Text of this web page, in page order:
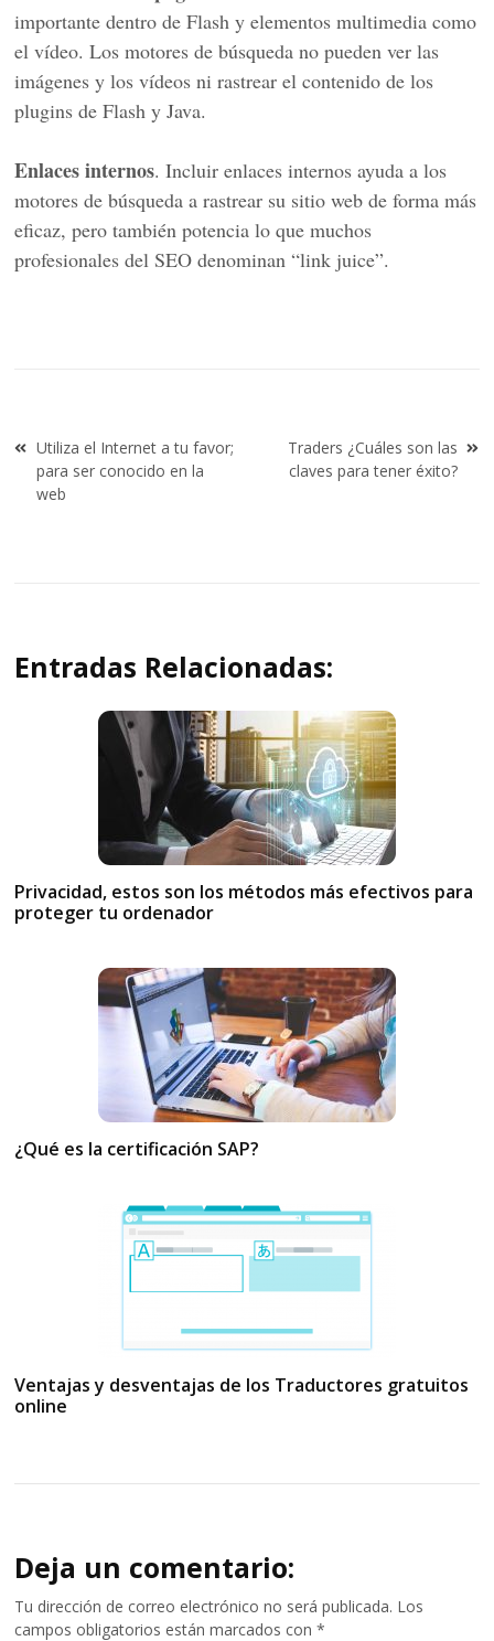
importante dentro de Flash y elementos multimedia como
el vídeo. Los motores de búsqueda no pueden ver las
imágenes y los vídeos ni rastrear el contenido de los
plugins de Flash y Java.
Enlaces internos. Incluir enlaces internos ayuda a los
motores de búsqueda a rastrear su sitio web de forma más
eficaz, pero también potencia lo que muchos
profesionales del SEO denominan “link juice”.
Navegación
de
entradas
Utiliza el Internet a tu favor;
para ser conocido en la
web
Traders ¿Cuáles son las
claves para tener éxito?
Entradas Relacionadas:
Privacidad, estos son los métodos más efectivos para
proteger tu ordenador
¿Qué es la certificación SAP?
Ventajas y desventajas de los Traductores gratuitos
online
Deja un comentario:
Tu dirección de correo electrónico no será publicada. Los
campos obligatorios están marcados con*